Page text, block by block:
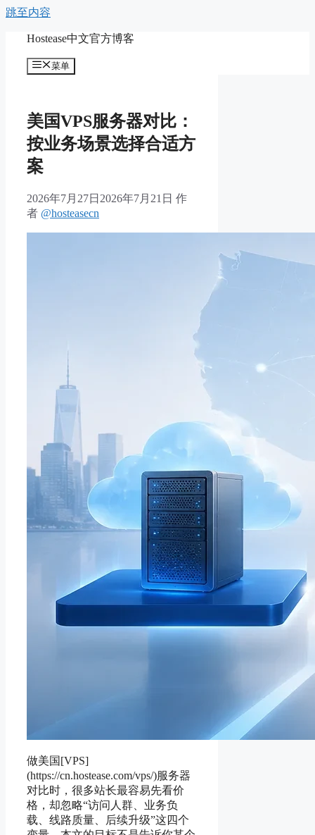
跳至内容
Hostease中文官方博客
菜单
美国VPS服务器对比：
按业务场景选择合适方
案
2026年7月27日 2026年7月21日 作
者 @hosteasecn
做美国[VPS]
(https://cn.hostease.com/vps/)服务器
对比时，很多站长最容易先看价
格，却忽略“访问人群、业务负
载、线路质量、后续升级”这四个